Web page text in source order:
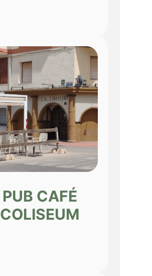
PUB CAFÉ
COLISEUM